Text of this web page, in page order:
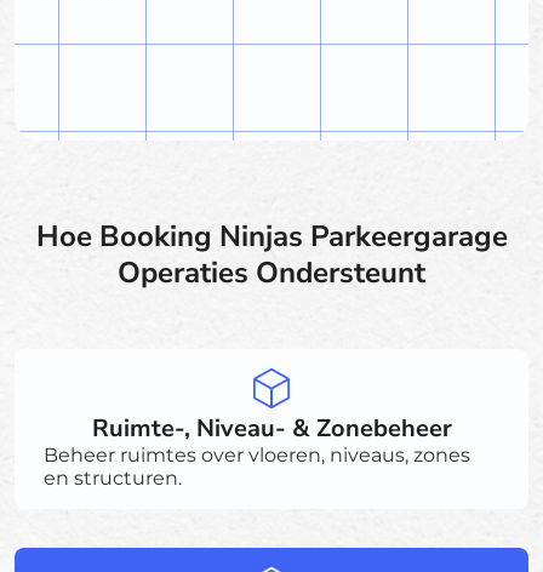
Hoe Booking Ninjas Parkeergarage
Operaties Ondersteunt
Ruimte-, Niveau- & Zonebeheer
Beheer ruimtes over vloeren, niveaus, zones
en structuren.